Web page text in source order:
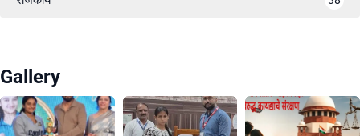
Gallery